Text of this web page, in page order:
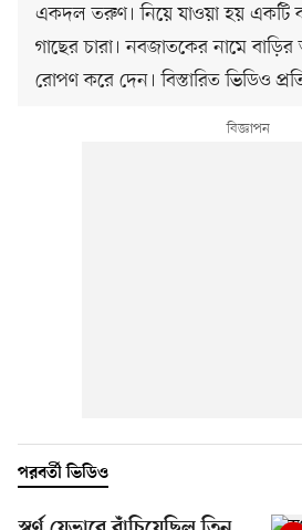
একদল তরুণ। নিয়ে যাওয়া হয়
গাছের চারা। নবজাতকের নামে
রোপণ করে দেন। বিস্তারিত ভিডিও
পরবর্তী ভিডিও